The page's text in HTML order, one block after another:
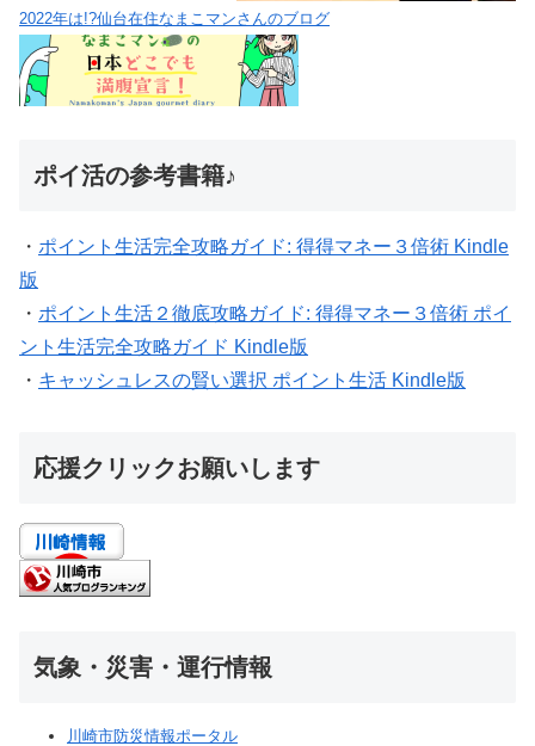
2022年は!?仙台在住なまこマンさんのブログ
ポイ活の参考書籍♪
・ ポイント生活完全攻略ガイド: 得得マネー３倍術 Kindle
版
・ ポイント生活２徹底攻略ガイド: 得得マネー３倍術 ポイ
ント生活完全攻略ガイド Kindle版
・ キャッシュレスの賢い選択 ポイント生活 Kindle版
応援クリックお願いします
気象・災害・運行情報
川崎市防災情報ポータル